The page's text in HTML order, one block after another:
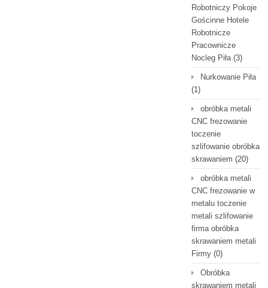
Robotniczy Pokoje
Gościnne Hotele
Robotnicze
Pracownicze
Nocleg Piła(3)
Nurkowanie Piła
(1)
obróbka metali
CNC frezowanie
toczenie
szlifowanie obróbka
skrawaniem (20)
obróbka metali
CNC frezowanie w
metalu toczenie
metali szlifowanie
firma obróbka
skrawaniem metali
Firmy (0)
Obróbka
skrawaniem metali